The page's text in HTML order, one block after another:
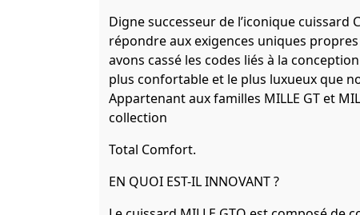
Digne successeur de l’iconique cuissard
répondre aux exigences uniques
avons cassé les codes liés à la
plus confortable et le plus luxueux que
Appartenant aux familles MILLE GT et
collection
Total Comfort.
EN QUOI EST-IL INNOVANT ?